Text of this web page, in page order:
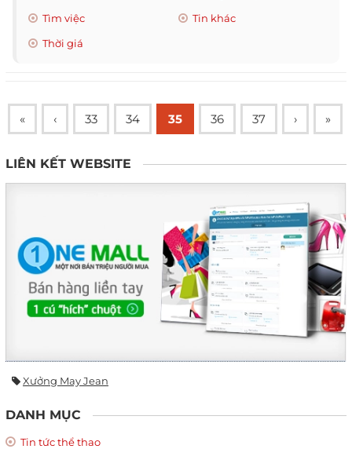
Tìm việc
Tin khác
Thời giá
« ‹ 33 34 35 36 37 › »
LIÊN KẾT WEBSITE
Xưởng May Jean
DANH MỤC
Tin tức thể thao